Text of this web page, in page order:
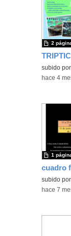
subido por
2
-hace 4
cuadro
subido por
1
-hace 7